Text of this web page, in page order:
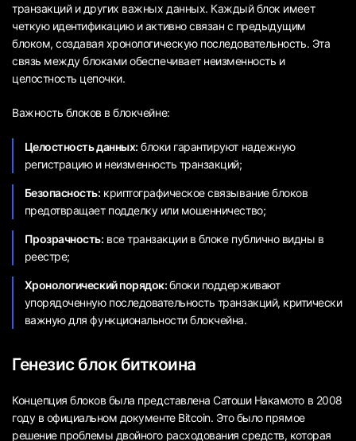
транзакций и других важных данных. Каждый блок имеет
четкую идентификацию и активно связан с предыдущим
блоком, создавая хронологическую последовательность. Эта
связь между блоками обеспечивает неизменность и
целостность цепочки.
Важность блоков в блокчейне:
Целостность данных: блоки гарантируют надежную
регистрацию и неизменность транзакций;
Безопасность: криптографическое связывание блоков
предотвращает подделку или мошенничество;
Прозрачность: все транзакции в блоке публично видны в
реестре;
Хронологический порядок:блоки поддерживают
упорядоченную последовательность транзакций, критически
важную для функциональности блокчейна.
Генезис блок биткоина
Концепция блоков была представлена Сатоши Накамото в 2008
году в официальном документе Bitcoin. Это было прямое
решение проблемы двойного расходования средств, которая